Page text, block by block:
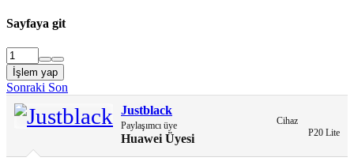
Sayfaya git
İşlem yap
Sonraki Son
Justblack
Paylaşımcı üye
Huawei Üyesi
Cihaz
P20 Lite